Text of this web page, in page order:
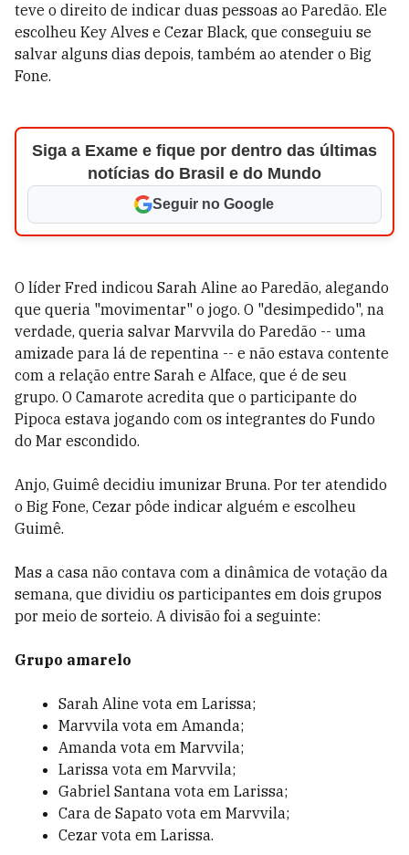
teve o direito de indicar duas pessoas ao Paredão. Ele
escolheu Key Alves e Cezar Black, que conseguiu se
salvar alguns dias depois, também ao atender o Big
Fone.
Siga a Exame e fique por dentro das últimas
notícias do Brasil e do Mundo
Seguir no Google
O líder Fred indicou Sarah Aline ao Paredão, alegando
que queria "movimentar" o jogo. O "desimpedido", na
verdade, queria salvar Marvvila do Paredão -- uma
amizade para lá de repentina -- e não estava contente
com a relação entre Sarah e Alface, que é de seu
grupo. O Camarote acredita que o participante do
Pipoca estava jogando com os integrantes do Fundo
do Mar escondido.
Anjo, Guimê decidiu imunizar Bruna. Por ter atendido
o Big Fone, Cezar pôde indicar alguém e escolheu
Guimê.
Mas a casa não contava com a dinâmica de votação da
semana, que dividiu os participantes em dois grupos
por meio de sorteio. A divisão foi a seguinte:
Grupo amarelo
Sarah Aline vota em Larissa;
Marvvila vota em Amanda;
Amanda vota em Marvvila;
Larissa vota em Marvvila;
Gabriel Santana vota em Larissa;
Cara de Sapato vota em Marvvila;
Cezar vota em Larissa.